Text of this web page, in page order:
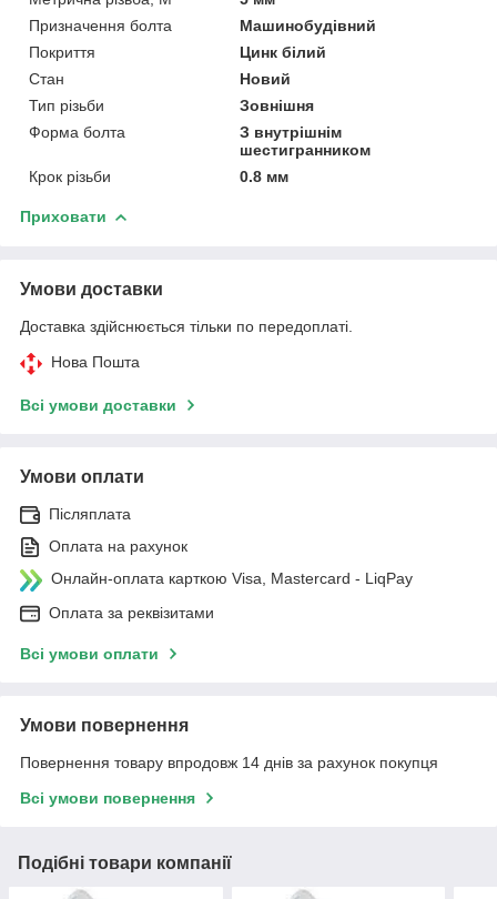
Призначення болта
Машинобудівний
Покриття
Цинк білий
Стан
Новий
Тип різьби
Зовнішня
Форма болта
З внутрішнім
шестигранником
Крок різьби
0.8 мм
Приховати
Умови доставки
Доставка здійснюється тільки по передоплаті.
Нова Пошта
Всі умови доставки
Умови оплати
Післяплата
Оплата на рахунок
Онлайн-оплата карткою Visa, Mastercard - LiqPay
Оплата за реквізитами
Всі умови оплати
Умови повернення
Повернення товару впродовж 14 днів за рахунок покупця
Всі умови повернення
Подібні товари компанії